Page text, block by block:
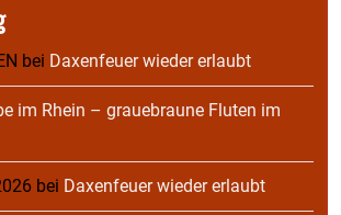
bei Daxenfeuer wieder erlaubt
im Rhein – grauebraune Fluten im
bei Daxenfeuer wieder erlaubt